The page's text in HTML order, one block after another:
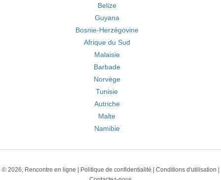
Belize
Guyana
Bosnie-Herzégovine
Afrique du Sud
Malaisie
Barbade
Norvège
Tunisie
Autriche
Malte
Namibie
© 2026, Rencontre en ligne | Politique de confidentialité Conditions d'utilisation